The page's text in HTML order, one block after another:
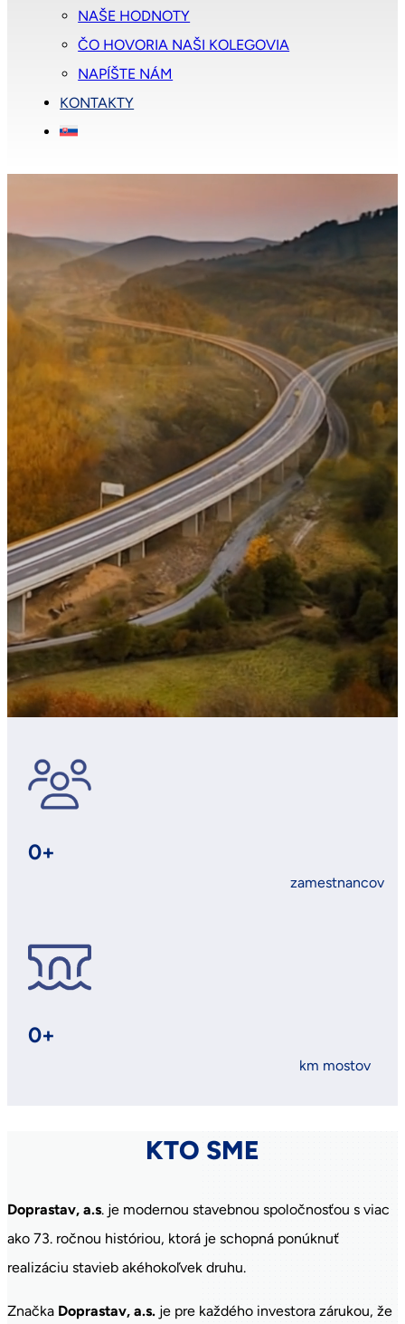
NAŠE HODNOTY
ČO HOVORIA NAŠI KOLEGOVIA
NAPÍŠTE NÁM
KONTAKTY
0+
zamestnancov
0+
km mostov
KTO SME
Doprastav, a.s. je modernou stavebnou spoločnosťou s viac
ako 73. ročnou históriou, ktorá je schopná ponúknuť
realizáciu stavieb akéhokoľvek druhu.
Značka Doprastav, a.s. je pre každého investora zárukou, že